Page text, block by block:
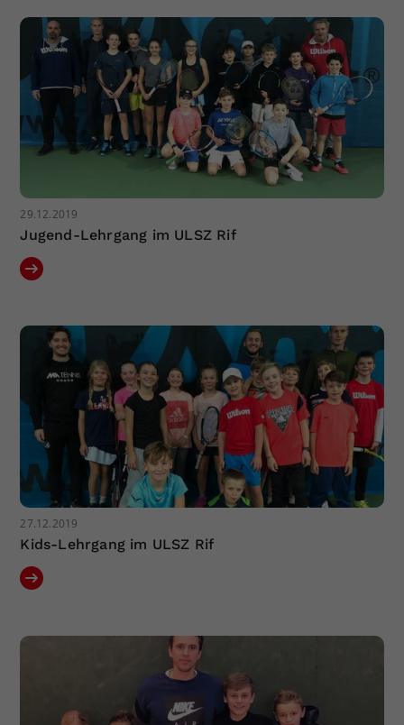
29.12.2019
Jugend-Lehrgang im ULSZ Rif
27.12.2019
Kids-Lehrgang im ULSZ Rif
Dieser Wert speichert Ihre Consent-
Einstellungen. Unter anderem eine
zufällig generierte ID, für die
historische Speicherung Ihrer
vorgenommen Einstellungen, falls der
Webseiten-Betreiber dies eingestellt
hat.